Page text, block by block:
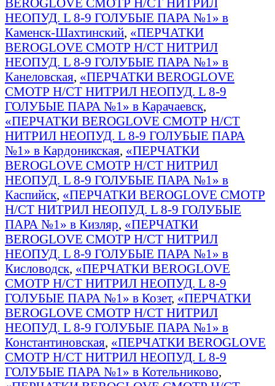
НЕОПУД. L 8-9 ГОЛУБЫЕ ПАРА №1» в
Каменск-Шахтинский, «ПЕРЧАТКИ
BEROGLOVE СМОТР Н/СТ НИТРИЛ
НЕОПУД. L 8-9 ГОЛУБЫЕ ПАРА №1» в
Канеловская, «ПЕРЧАТКИ BEROGLOVE
СМОТР Н/СТ НИТРИЛ НЕОПУД. L 8-9
ГОЛУБЫЕ ПАРА №1» в Карачаевск,
«ПЕРЧАТКИ BEROGLOVE СМОТР Н/СТ
НИТРИЛ НЕОПУД. L 8-9 ГОЛУБЫЕ ПАРА
№1» в Кардоникская, «ПЕРЧАТКИ
BEROGLOVE СМОТР Н/СТ НИТРИЛ
НЕОПУД. L 8-9 ГОЛУБЫЕ ПАРА №1» в
Каспийск, «ПЕРЧАТКИ BEROGLOVE СМОТР
Н/СТ НИТРИЛ НЕОПУД. L 8-9 ГОЛУБЫЕ
ПАРА №1» в Кизляр, «ПЕРЧАТКИ
BEROGLOVE СМОТР Н/СТ НИТРИЛ
НЕОПУД. L 8-9 ГОЛУБЫЕ ПАРА №1» в
Кисловодск, «ПЕРЧАТКИ BEROGLOVE
СМОТР Н/СТ НИТРИЛ НЕОПУД. L 8-9
ГОЛУБЫЕ ПАРА №1» в Козет, «ПЕРЧАТКИ
BEROGLOVE СМОТР Н/СТ НИТРИЛ
НЕОПУД. L 8-9 ГОЛУБЫЕ ПАРА №1» в
Константиновская, «ПЕРЧАТКИ BEROGLOVE
СМОТР Н/СТ НИТРИЛ НЕОПУД. L 8-9
ГОЛУБЫЕ ПАРА №1» в Котельниково,